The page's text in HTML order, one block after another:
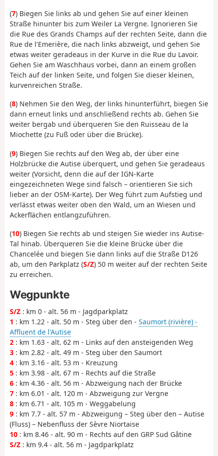
(7) Biegen Sie links ab und gehen Sie auf einer kleinen
Straße hinunter bis zum Weiler La Vergne. Ignorieren Sie
die Rue des Grands Champs auf der rechten Seite, dann die
Rue de l'Emerière, die nach links abzweigt, und gehen Sie
etwas weiter geradeaus in der Kurve in die Rue du Lavoir.
Gehen Sie am Waschhaus vorbei, dann an einem großen
Teich auf der linken Seite, und folgen Sie dieser kleinen,
kurvenreichen Straße.
(8) Nehmen Sie den Weg, der links hinunterführt, biegen Sie
dann erneut links und anschließend rechts ab. Gehen Sie
weiter bergab und überqueren Sie den Ruisseau de la
Miochette (zu Fuß oder über die Brücke).
(9) Biegen Sie rechts auf den Weg ab, der über eine
Holzbrücke die Autise überquert, und gehen Sie geradeaus
weiter (Vorsicht, denn die auf der IGN-Karte
eingezeichneten Wege sind falsch – orientieren Sie sich
lieber an der OSM-Karte). Der Weg führt zum Aufstieg und
verlässt etwas weiter oben den Wald, um an Wiesen und
Ackerflächen entlangzuführen.
(10) Biegen Sie rechts ab und steigen Sie wieder ins Autise-
Tal hinab. Überqueren Sie die kleine Brücke über die
Chancelée und biegen Sie dann links auf die Straße D126
ab, um den Parkplatz (S/Z) 50 m weiter auf der rechten Seite
zu erreichen.
Wegpunkte
S/Z : km 0 - alt. 56 m - Jagdparkplatz
1 : km 1.22 - alt. 50 m - Steg über den - Saumort (rivière) -
Affluent de l'Autise
2 : km 1.63 - alt. 62 m - Links auf den ansteigenden Weg
3 : km 2.82 - alt. 49 m - Steg über den Saumort
4 : km 3.16 - alt. 53 m - Kreuzung
5 : km 3.98 - alt. 67 m - Rechts auf die Straße
6 : km 4.36 - alt. 56 m - Abzweigung nach der Brücke
7 : km 6.01 - alt. 120 m - Abzweigung zur Vergne
8 : km 6.71 - alt. 105 m - Weggabelung
9 : km 7.7 - alt. 57 m - Abzweigung – Steg über den – Autise
(Fluss) – Nebenfluss der Sèvre Niortaise
10 : km 8.46 - alt. 90 m - Rechts auf den GRP Sud Gâtine
S/Z : km 9.4 - alt. 56 m - Jagdparkplatz